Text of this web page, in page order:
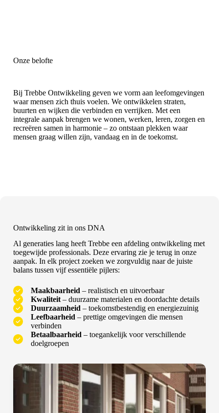
Onze belofte
Bij Trebbe Ontwikkeling geven we vorm aan leefomgevingen
waar mensen zich thuis voelen. We ontwikkelen straten,
buurten en wijken die verbinden en verrijken. Met een
integrale aanpak brengen we wonen, werken, leren, zorgen en
recreëren samen in harmonie – zo ontstaan plekken waar
mensen graag willen zijn, vandaag en in de toekomst.
Ontwikkeling zit in ons DNA
Al generaties lang heeft Trebbe een afdeling ontwikkeling met
toegewijde professionals. Deze ervaring zie je terug in onze
aanpak. In elk project zoeken we zorgvuldig naar de juiste
balans tussen vijf essentiële pijlers:
Maakbaarheid – realistisch en uitvoerbaar
Kwaliteit– duurzame materialen en doordachte details
Duurzaamheid – toekomstbestendig en energiezuinig
Leefbaarheid – prettige omgevingen die mensen
verbinden
Betaalbaarheid – toegankelijk voor verschillende
doelgroepen